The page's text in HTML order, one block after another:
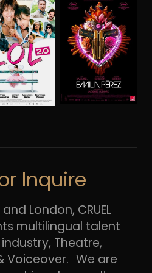
Inquire
London, CRUEL
multilingual talent
industry, Theatre,
Voiceover. We are